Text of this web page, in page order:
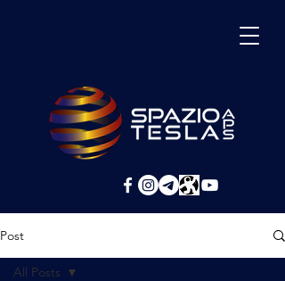
Post
All Posts